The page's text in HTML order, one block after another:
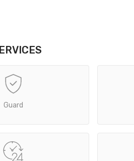
Guard